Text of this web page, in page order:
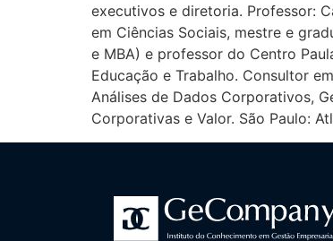
executivos e diretoria. Professor:
em Ciências Sociais, mestre e
e MBA) e professor do Centro
Educação e Trabalho. Consultor
Análises de Dados Corporativos,
Corporativas e Valor. São Paulo: